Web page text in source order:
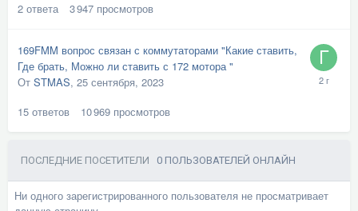
2 ответа 3 947 просмотров
169FMM вопрос связан с коммутаторами "Какие ставить,
Где брать, Можно ли ставить с 172 мотора "
От STMAS, 25 сентября, 2023
15 ответов 10 969 просмотров
ПОСЛЕДНИЕ ПОСЕТИТЕЛИ 0 ПОЛЬЗОВАТЕЛЕЙ ОНЛАЙН
Ни одного зарегистрированного пользователя не просматривает